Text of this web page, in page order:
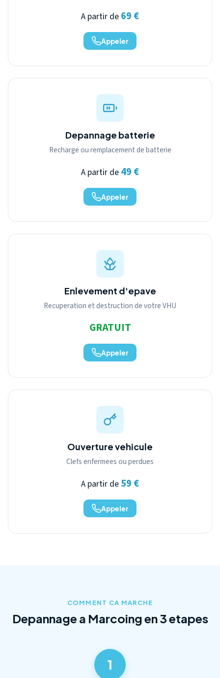
A partir de 69 €
Appeler
Depannage batterie
Recharge ou remplacement de batterie
A partir de 49 €
Appeler
Enlevement d'epave
Recuperation et destruction de votre VHU
GRATUIT
Appeler
Ouverture vehicule
Clefs enfermees ou perdues
A partir de 59 €
Appeler
COMMENT CA MARCHE
Depannage a Marcoing en 3 etapes
1